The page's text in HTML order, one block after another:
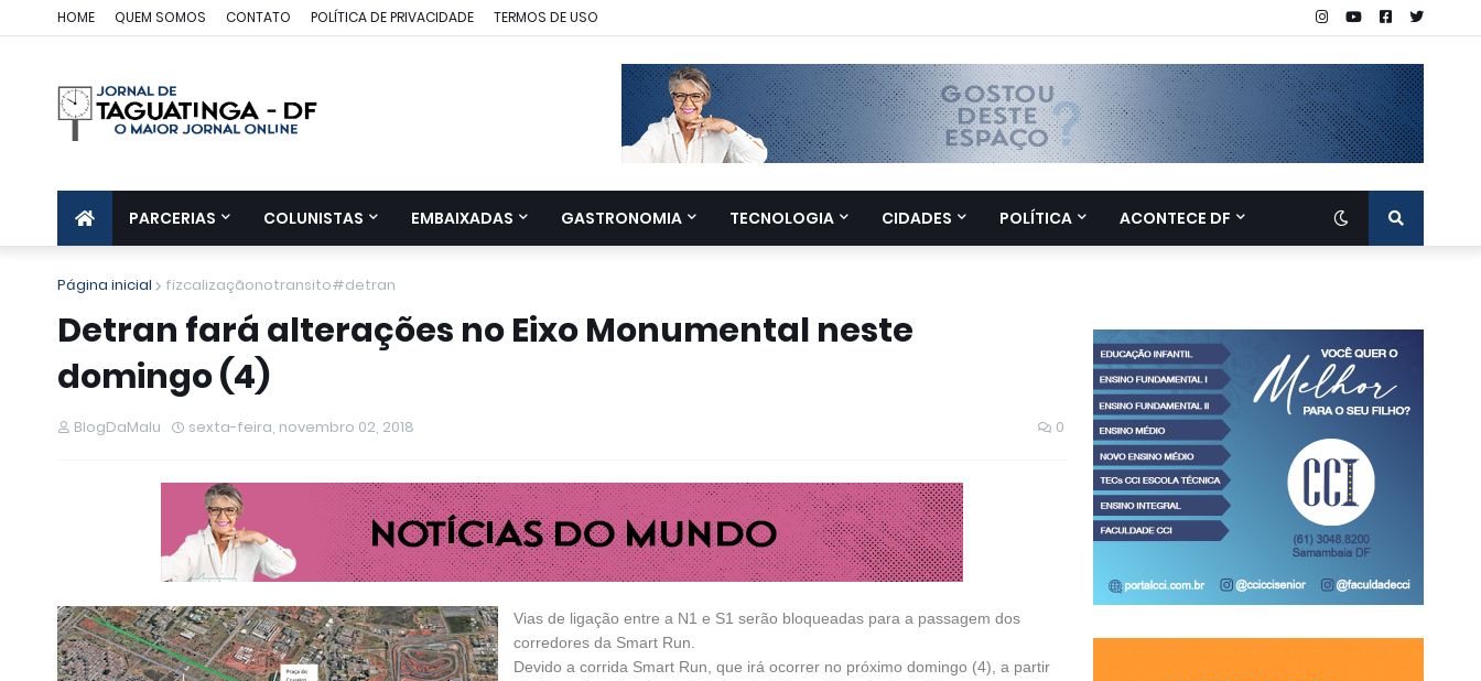
HOME QUEM SOMOS CONTATO POLÍTICA DE PRIVACIDADE TERMOS DE USO
PARCERIAS COLUNISTAS EMBAIXADAS GASTRONOMIA TECNOLOGIA CIDADES POLÍTICA ACONTECE DF
Página inicial fizcalizaçãonotransito#detran
Detran fará alterações no Eixo Monumental neste
domingo (4)
BlogDaMalu sexta-feira, novembro 02, 2018 0
Vias de ligação entre a N1 e S1 serão bloqueadas para a passagem dos
corredores da Smart Run.
Devido a corrida Smart Run, que irá ocorrer no próximo domingo (4), a partir